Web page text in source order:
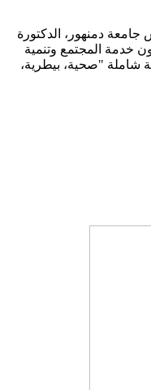
جامعة دمنهور، الدكتورة
خدمة المجتمع وتنمية
شاملة "صحية، بيطرية،